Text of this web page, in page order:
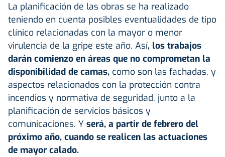
La planificación de las obras se ha realizado
teniendo en cuenta posibles eventualidades de tipo
clínico relacionadas con la mayor o menor
virulencia de la gripe este año. Así, los trabajos
darán comienzo en áreas que no comprometan la
disponibilidad de camas, como son las fachadas, y
aspectos relacionados con la protección contra
incendios y normativa de seguridad, junto a la
planificación de servicios básicos y
comunicaciones. Y será, a partir de febrero del
próximo año, cuando se realicen las actuaciones
de mayor calado.